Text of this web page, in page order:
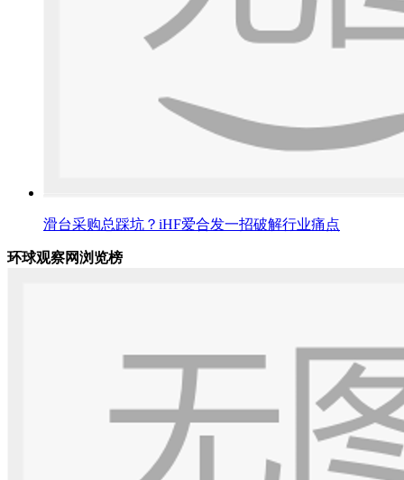
滑台采购总踩坑？iHF爱合发一招破解行业痛点
环球观察网浏览榜